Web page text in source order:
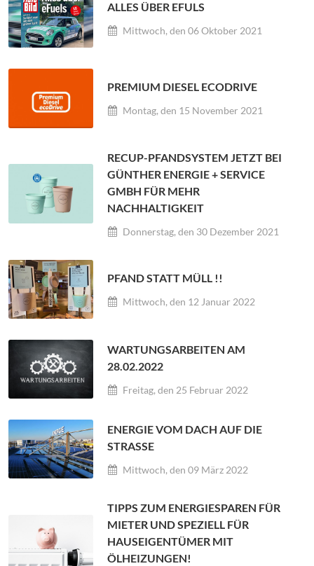
ALLES ÜBER EFULS
Mittwoch, den 06 Oktober 2021
PREMIUM DIESEL ECODRIVE
Montag, den 15 November 2021
RECUP-PFANDSYSTEM JETZT BEI
GÜNTHER ENERGIE + SERVICE
GMBH FÜR MEHR
NACHHALTIGKEIT
Donnerstag, den 30 Dezember 2021
PFAND STATT MÜLL !!
Mittwoch, den 12 Januar 2022
WARTUNGSARBEITEN AM
28.02.2022
Freitag, den 25 Februar 2022
ENERGIE VOM DACH AUF DIE
STRASSE
Mittwoch, den 09 März 2022
TIPPS ZUM ENERGIESPAREN FÜR
MIETER UND SPEZIELL FÜR
HAUSEIGENTÜMER MIT
ÖLHEIZUNGEN!